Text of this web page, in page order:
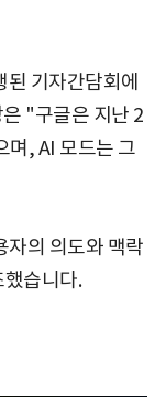
기자간담회에
"구글은 지난 2
며, AI 모드는 그
자의 의도와 맥락
습니다.